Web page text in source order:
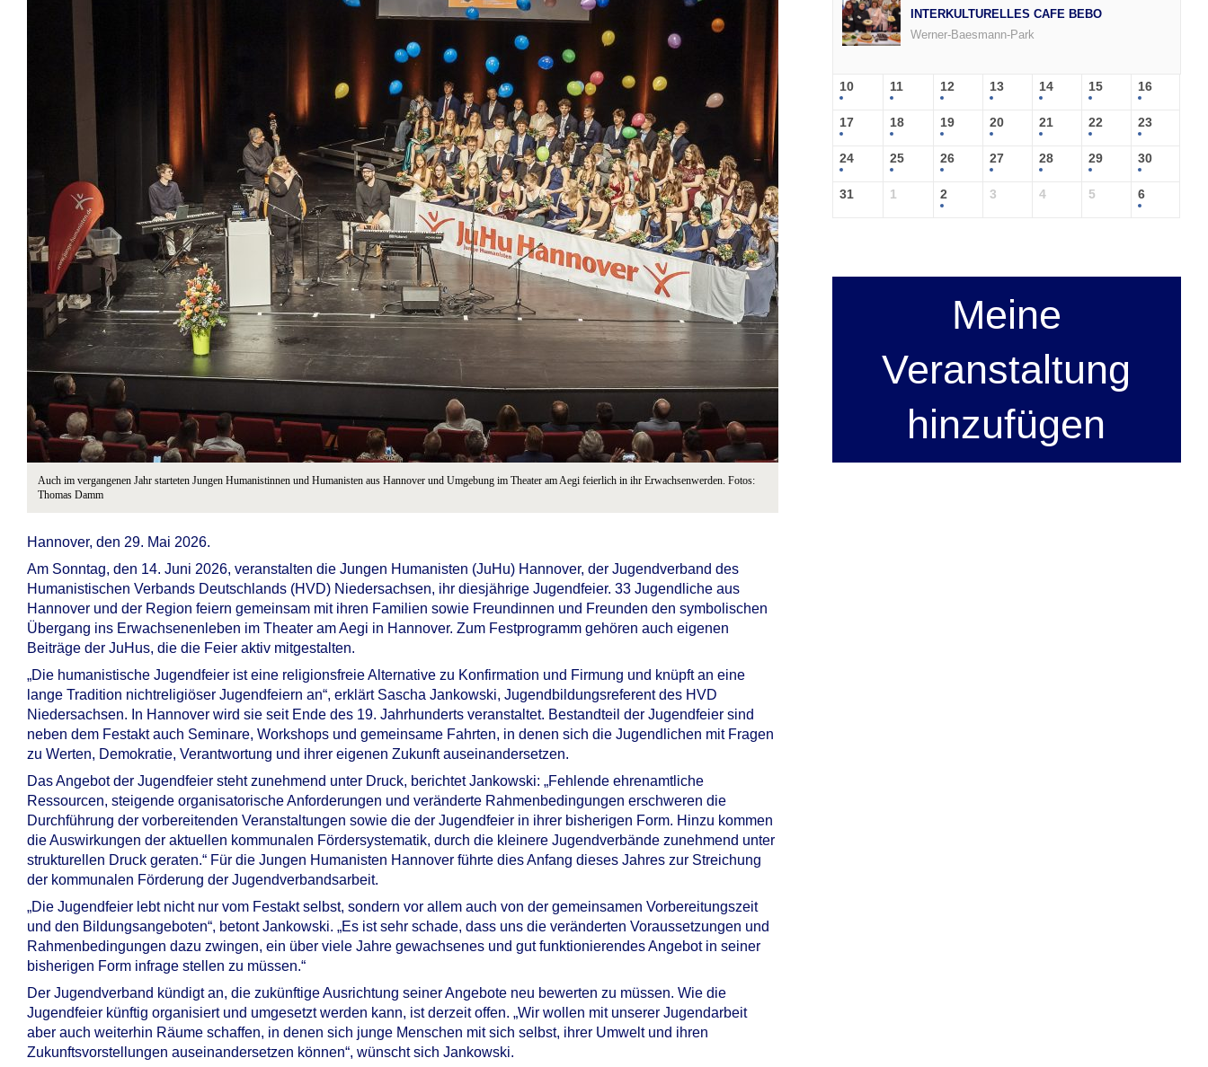
Auch im vergangenen Jahr starteten Jungen Humanistinnen und Humanisten aus Hannover und Umgebung im Theater am Aegi feierlich in ihr Erwachsenwerden. Fotos:
Thomas Damm
Hannover, den 29. Mai 2026.
Am Sonntag, den 14. Juni 2026, veranstalten die Jungen Humanisten (JuHu) Hannover, der Jugendverband des
Humanistischen Verbands Deutschlands (HVD) Niedersachsen, ihr diesjährige Jugendfeier. 33 Jugendliche aus
Hannover und der Region feiern gemeinsam mit ihren Familien sowie Freundinnen und Freunden den symbolischen
Übergang ins Erwachsenenleben im Theater am Aegi in Hannover. Zum Festprogramm gehören auch eigenen
Beiträge der JuHus, die die Feier aktiv mitgestalten.
„Die humanistische Jugendfeier ist eine religionsfreie Alternative zu Konfirmation und Firmung und knüpft an eine
lange Tradition nichtreligiöser Jugendfeiern an“, erklärt Sascha Jankowski, Jugendbildungsreferent des HVD
Niedersachsen. In Hannover wird sie seit Ende des 19. Jahrhunderts veranstaltet. Bestandteil der Jugendfeier sind
neben dem Festakt auch Seminare, Workshops und gemeinsame Fahrten, in denen sich die Jugendlichen mit Fragen
zu Werten, Demokratie, Verantwortung und ihrer eigenen Zukunft auseinandersetzen.
Das Angebot der Jugendfeier steht zunehmend unter Druck, berichtet Jankowski: „Fehlende ehrenamtliche
Ressourcen, steigende organisatorische Anforderungen und veränderte Rahmenbedingungen erschweren die
Durchführung der vorbereitenden Veranstaltungen sowie die der Jugendfeier in ihrer bisherigen Form. Hinzu kommen
die Auswirkungen der aktuellen kommunalen Fördersystematik, durch die kleinere Jugendverbände zunehmend unter
strukturellen Druck geraten.“ Für die Jungen Humanisten Hannover führte dies Anfang dieses Jahres zur Streichung
der kommunalen Förderung der Jugendverbandsarbeit.
„Die Jugendfeier lebt nicht nur vom Festakt selbst, sondern vor allem auch von der gemeinsamen Vorbereitungszeit
und den Bildungsangeboten“, betont Jankowski. „Es ist sehr schade, dass uns die veränderten Voraussetzungen und
Rahmenbedingungen dazu zwingen, ein über viele Jahre gewachsenes und gut funktionierendes Angebot in seiner
bisherigen Form infrage stellen zu müssen.“
Der Jugendverband kündigt an, die zukünftige Ausrichtung seiner Angebote neu bewerten zu müssen. Wie die
Jugendfeier künftig organisiert und umgesetzt werden kann, ist derzeit offen. „Wir wollen mit unserer Jugendarbeit
aber auch weiterhin Räume schaffen, in denen sich junge Menschen mit sich selbst, ihrer Umwelt und ihren
Zukunftsvorstellungen auseinandersetzen können“, wünscht sich Jankowski.
INTERKULTURELLES CAFE BEBO
Werner-Baesmann-Park
10 11 12 13 14 15 16
17 18 19 20 21 22 23
24 25 26 27 28 29 30
31 1 2 3 4 5 6
Meine
Veranstaltung
hinzufügen